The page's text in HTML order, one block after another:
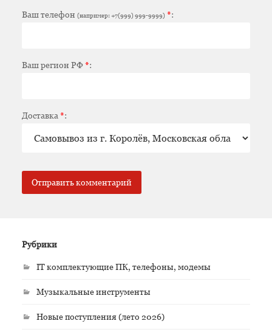
Ваш телефон (например: +7(999) 999-9999) *:
Ваш регион РФ*:
Доставка *:
Рубрики
IT комплектующие ПК, телефоны, модемы
Музыкальные инструменты
Новые поступления (лето 2026)